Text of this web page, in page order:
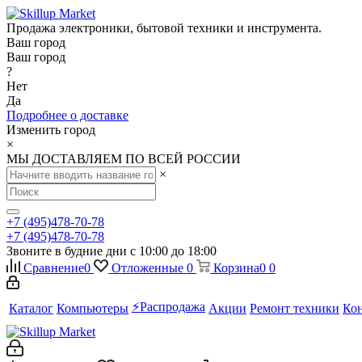
Продажа электроники, бытовой техники и инструмента.
Ваш город
Ваш город
?
Нет
Да
Подробнее о доставке
Изменить город
×
МЫ ДОСТАВЛЯЕМ ПО ВСЕЙ РОССИИ
×
+7 (495)478-70-78
+7 (495)478-70-78
Звоните в будние дни с 10:00 до 18:00
Сравнение0 Отложенные 0 Корзина0 0
Каталог Компьютеры ⚡️Распродажа Акции Ремонт техники